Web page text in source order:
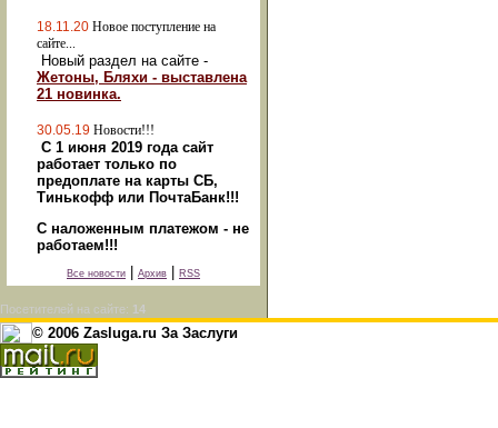
18.11.20 Новое поступление на
сайте...
Новый раздел на сайте -
Жетоны, Бляхи - выставлена
21 новинка.
30.05.19 Новости!!!
С 1 июня 2019 года сайт
работает только по
предоплате на карты СБ,
Тинькофф или ПочтаБанк!!!
С наложенным платежом - не
работаем!!!
Все новости Архив RSS
Посетителей на сайте: 14
© 2006 Zasluga.ru За Заслуги